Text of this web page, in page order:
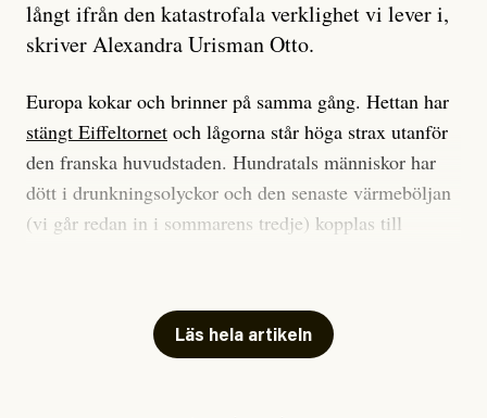
långt ifrån den katastrofala verklighet vi lever i,
skriver Alexandra Urisman Otto.
Europa kokar och brinner på samma gång. Hettan har
stängt Eiffeltornet och lågorna står höga strax utanför
den franska huvudstaden. Hundratals människor har
dött i drunkningsolyckor och den senaste värmeböljan
(vi går redan in i sommarens tredje) kopplas till
Har du också panik i hettan? Känns det som en
mardröm? Bra, allt annat vore fullständigt orimligt.
Läs hela artikeln